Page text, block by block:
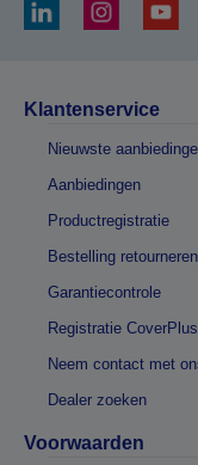
Klantenservice
Nieuwste
Aanbiedingen
Productregistratie
Bestelling retourneren
Garantiecontrole
Registratie CoverPlus
Neem contact met
Dealer zoeken
Voorwaarden